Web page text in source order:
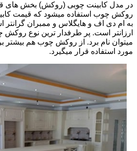
در مدل کابینت چوبی (روکش) بخش های
روکش چوب استفاده میشود که قیمت
به ام دی اف و هایگلاس و ممبران گرانتر
ارزانتر است. پر طرفدار ترین نوع
میتوان نام برد. از روکش چوب هم بیشتر
مورد استفاده قرار میگیرد.